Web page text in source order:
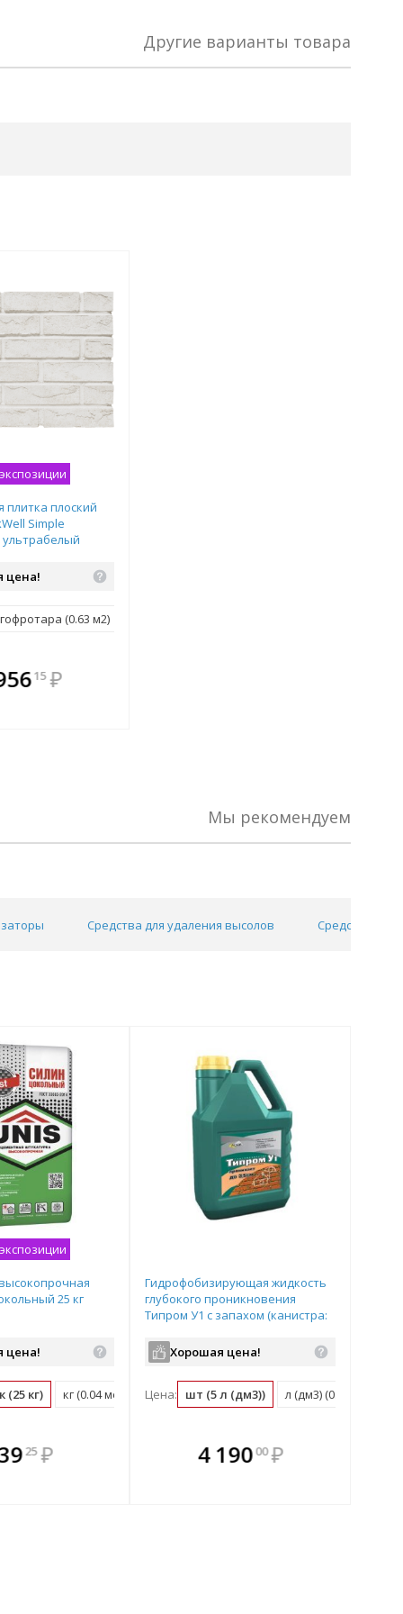
Другие варианты товара
плоский
Simple
ультрабелый
цена!
гофротара (0.63 м2)
15 ₽
Мы рекомендуем
Средства для удаления высолов Средства для
25 кг
цена!
кг) кг (0.04 мешок)
25 ₽
В комплекте
всегда выгоднее!
Гидрофобизирующая жидкость
глубокого проникновения
Типром У1 с запахом (канистра:
Хорошая цена!
Цена: шт (5 л (дм3)) л (дм3) (0.2 шт)
комплекте
выгоднее!
4 19000 ₽